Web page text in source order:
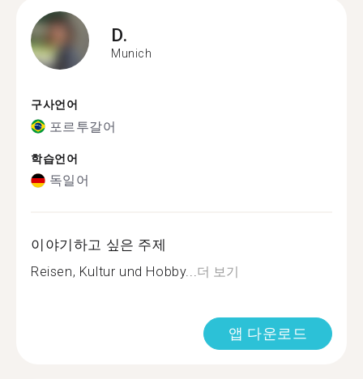
D.
Munich
구사언어
포르투갈어
학습언어
독일어
이야기하고 싶은 주제
Reisen, Kultur und Hobby...더 보기
앱 다운로드